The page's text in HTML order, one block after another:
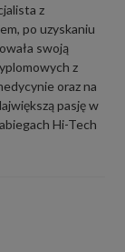
z
po uzyskaniu
swoją
z
oraz na
pasję w
Hi-Tech